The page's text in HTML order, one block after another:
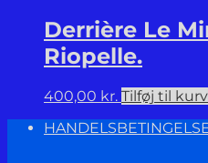
Derrière Le
Riopelle.
400,00 kr. Tilføj til kurv